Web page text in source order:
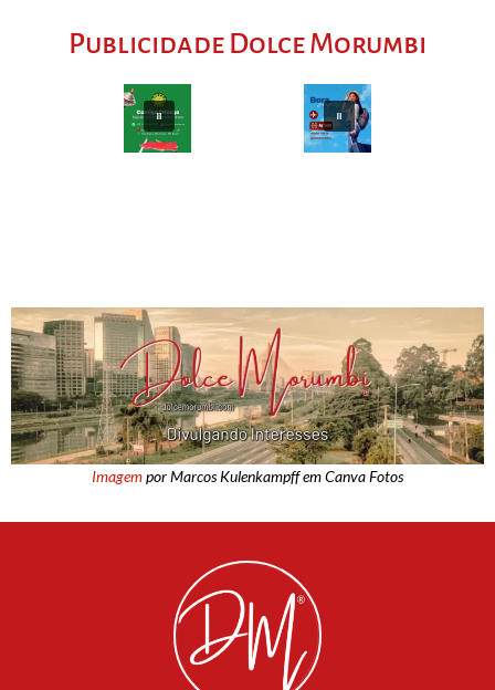
Publicidade Dolce Morumbi
Imagempor Marcos Kulenkampff em Canva Fotos